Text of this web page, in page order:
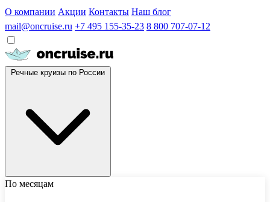
О компании Акции Контакты Наш блог
mail@oncruise.ru +7 495 155-35-23 8 800 707-07-12
По месяцам